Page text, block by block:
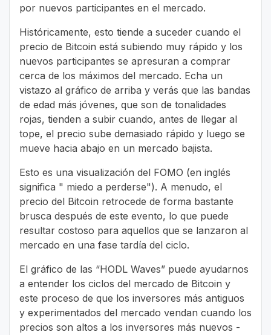
por nuevos participantes en el mercado.
Históricamente, esto tiende a suceder cuando el
precio de Bitcoin está subiendo muy rápido y los
nuevos participantes se apresuran a comprar
cerca de los máximos del mercado. Echa un
vistazo al gráfico de arriba y verás que las bandas
de edad más jóvenes, que son de tonalidades
rojas, tienden a subir cuando, antes de llegar al
tope, el precio sube demasiado rápido y luego se
mueve hacia abajo en un mercado bajista.
Esto es una visualización del FOMO (en inglés
significa " miedo a perderse"). A menudo, el
precio del Bitcoin retrocede de forma bastante
brusca después de este evento, lo que puede
resultar costoso para aquellos que se lanzaron al
mercado en una fase tardía del ciclo.
El gráfico de las “HODL Waves” puede ayudarnos
a entender los ciclos del mercado de Bitcoin y
este proceso de que los inversores más antiguos
y experimentados del mercado vendan cuando los
precios son altos a los inversores más nuevos -